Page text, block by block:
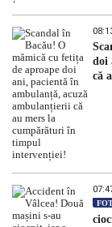
doi
că